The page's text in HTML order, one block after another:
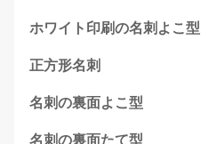
ホワイト印刷の名刺よこ型
正方形名刺
名刺の裏面よこ型
名刺の裏面たて型